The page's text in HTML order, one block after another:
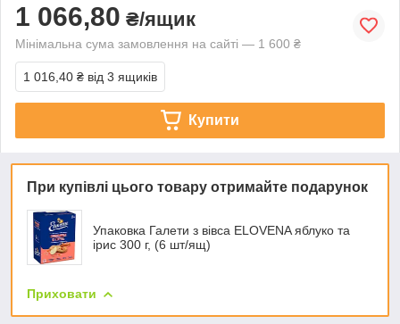
1 066,80 ₴/ящик
Мінімальна сума замовлення на сайті — 1 600 ₴
1 016,40 ₴ від 3 ящиків
Купити
При купівлі цього товару отримайте подарунок
Упаковка Галети з вівса ELOVENA яблуко та
ірис 300 г, (6 шт/ящ)
Приховати